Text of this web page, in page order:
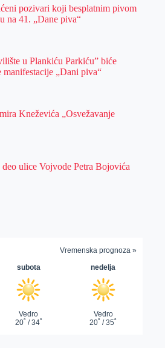
pozivari koji besplatnim pivom
na 41. „Dane piva“
u Plankiću Parkiću” biće
manifestacije „Dani piva“
Kneževića „Osvežavanje
deo ulice Vojvode Petra Bojovića